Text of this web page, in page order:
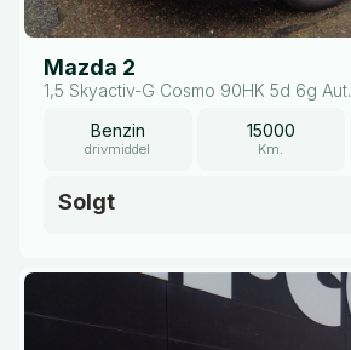
Mazda 2
1,5 Skyactiv-G Cosmo 90HK 5d 6g Aut.
Benzin
drivmiddel
15000
Km.
Solgt